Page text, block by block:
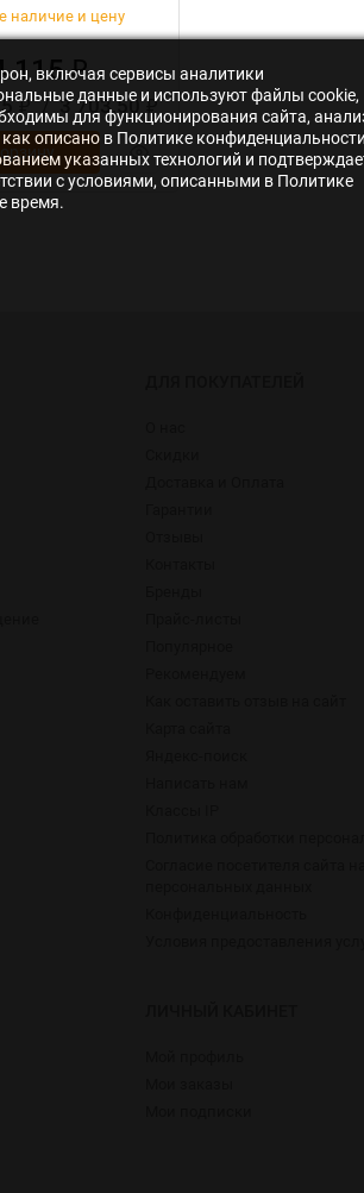
наличие и цену
115₽
/3 703,50
включая сервисы аналитики
данные и используют файлы cookie,
для функционирования сайта,
описано в Политике
указанных технологий и
с условиями, описанными в Политике
время.